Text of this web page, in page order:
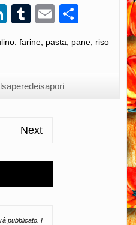
LinkedIn
Tumblr
Email
farine, pasta, pane, riso
Next
pubblicato. I